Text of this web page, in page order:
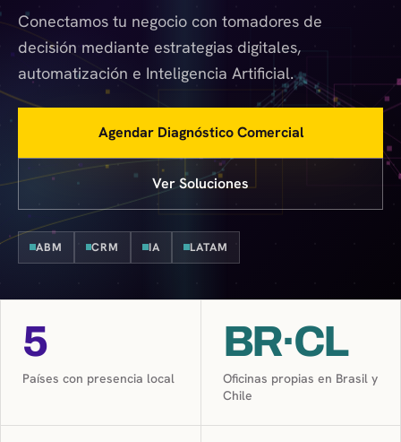
Conectamos tu negocio con tomadores de
decisión mediante estrategias digitales,
automatización e Inteligencia Artificial.
Agendar Diagnóstico Comercial
Ver Soluciones
ABM CRM IA LATAM
5
Países con presencia local
BR·CL
Oficinas propias en Brasil y
Chile